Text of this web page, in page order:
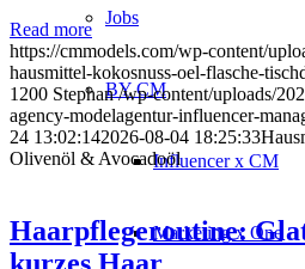
Jobs
BY CM
Influencer x CM
Marketing x One
Read more
https://cmmodels.com/wp-content/
hausmittel-kokosnuss-oel-flasche-
1200 Stephan /wp-content/uploads/
agency-modelagentur-influencer-
24 13:02:142026-08-04 18:25:33
Olivenöl & Avocadoöl
Haarpflegeroutine:
kurzes Haar